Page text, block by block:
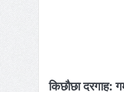
किछौछा दरगाह: